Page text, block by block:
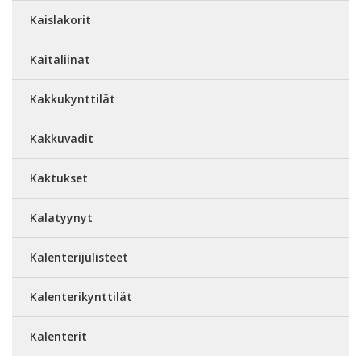
Kaislakorit
Kaitaliinat
Kakkukynttilät
Kakkuvadit
Kaktukset
Kalatyynyt
Kalenterijulisteet
Kalenterikynttilät
Kalenterit